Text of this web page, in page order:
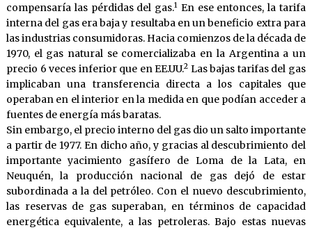
compensaría las pérdidas del gas.1 En ese entonces, la tarifa
interna del gas era baja y resultaba en un beneficio extra para
las industrias consumidoras. Hacia comienzos de la década de
1970, el gas natural se comercializaba en la Argentina a un
precio 6 veces inferior que en EE.UU.2 Las bajas tarifas del gas
implicaban una transferencia directa a los capitales que
operaban en el interior en la medida en que podían acceder a
fuentes de energía más baratas.
Sin embargo, el precio interno del gas dio un salto importante
a partir de 1977. En dicho año, y gracias al descubrimiento del
importante yacimiento gasífero de Loma de la Lata, en
Neuquén, la producción nacional de gas dejó de estar
subordinada a la del petróleo. Con el nuevo descubrimiento,
las reservas de gas superaban, en términos de capacidad
energética equivalente, a las petroleras. Bajo estas nuevas